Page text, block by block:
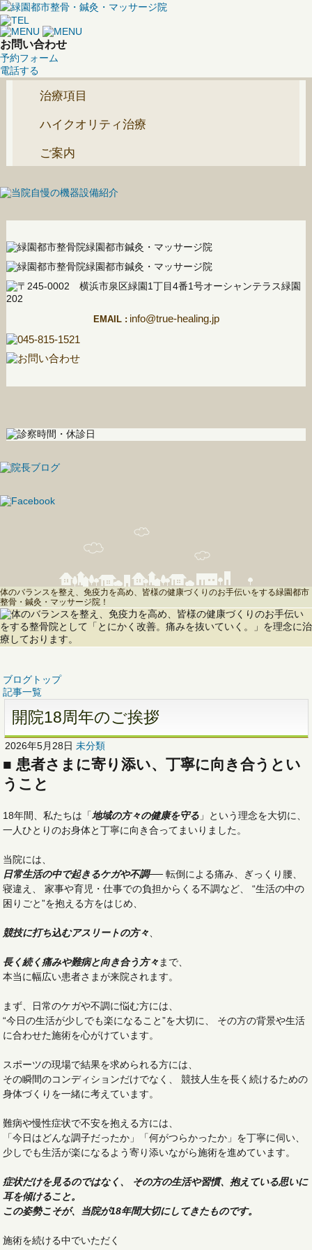
お問い合わせ
予約フォーム
電話する
治療項目
ハイクオリティ治療
ご案内
EMAIL : info@true-healing.jp
体のバランスを整え、免疫力を高め、皆様の健康づくりのお手伝いをする緑園都市
整骨・鍼灸・マッサージ院！
ブログトップ
記事一覧
開院18周年のご挨拶
2026年5月28日 未分類
■ 患者さまに寄り添い、丁寧に向き合うとい
うこと
18年間、私たちは「地域の方々の健康を守る 」という理念を大切に、
一人ひとりのお身体と丁寧に向き合ってまいりました。
当院には、
日常生活の中で起きるケガや不調── 転倒による痛み、ぎっくり腰、
寝違え、 家事や育児・仕事での負担からくる不調など、 “生活の中の
困りごと”を抱える方をはじめ、
競技に打ち込むアスリートの方々
長く続く痛みや難病と向き合う方々 まで、
本当に幅広い患者さまが来院されます。
まず、日常のケガや不調に悩む方には、
“今日の生活が少しでも楽になること”を大切に、 その方の背景や生活
に合わせた施術を心がけています。
スポーツの現場で結果を求められる方には、
その瞬間のコンディションだけでなく、 競技人生を長く続けるための
身体づくりを一緒に考えています。
難病や慢性症状で不安を抱える方には、
「今日はどんな調子だったか」「何がつらかったか」を丁寧に伺い、
少しでも生活が楽になるよう寄り添いながら施術を進めています。
症状だけを見るのではなく、 その方の生活や習慣、抱えている思いに
耳を傾けること。
この姿勢こそが、当院が18年間大切にしてきたものです。
施術を続ける中でいただく